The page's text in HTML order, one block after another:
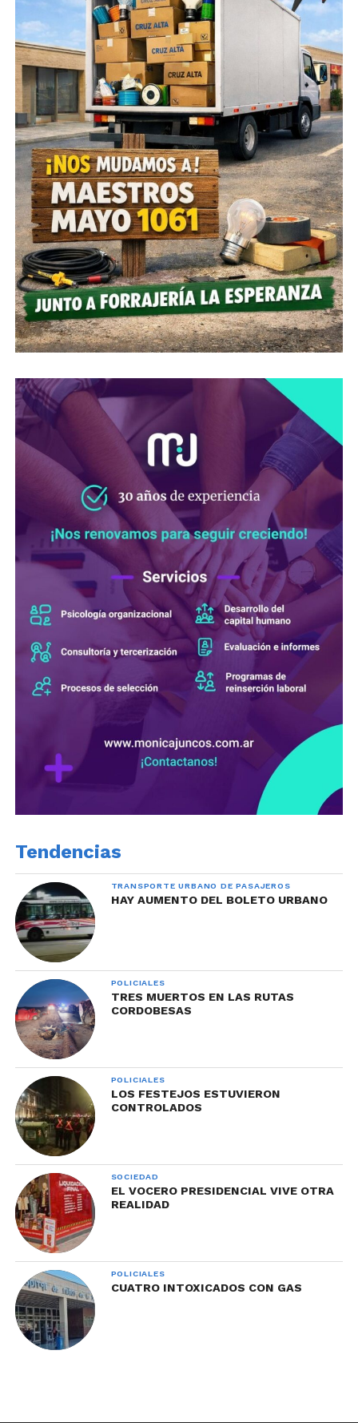
Tendencias
TRANSPORTE URBANO DE PASAJEROS
HAY AUMENTO DEL BOLETO URBANO
POLICIALES
TRES MUERTOS EN LAS RUTAS
CORDOBESAS
POLICIALES
LOS FESTEJOS ESTUVIERON
CONTROLADOS
SOCIEDAD
EL VOCERO PRESIDENCIAL VIVE OTRA
REALIDAD
POLICIALES
CUATRO INTOXICADOS CON GAS